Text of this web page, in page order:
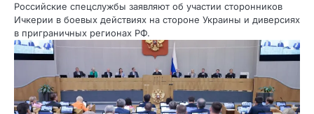
Российские спецслужбы заявляют об участии сторонников
Ичкерии в боевых действиях на стороне Украины и диверсиях
в приграничных регионах РФ.